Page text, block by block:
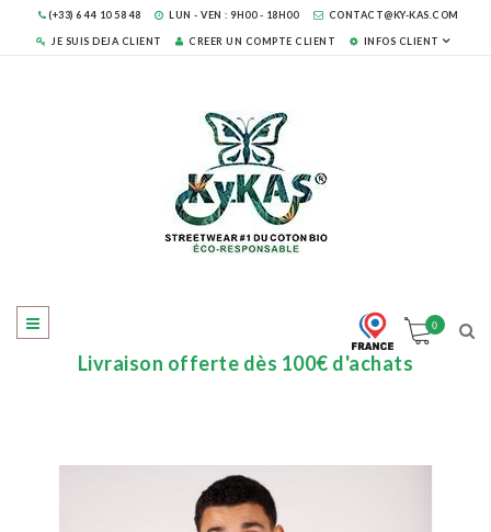
(+33) 6 44 10 58 48 LUN - VEN : 9H00 - 18H00 CONTACT@KY-KAS.COM
JE SUIS DEJA CLIENT CREER UN COMPTE CLIENT INFOS CLIENT
0
Livraison offerte dès 100€ d'achats